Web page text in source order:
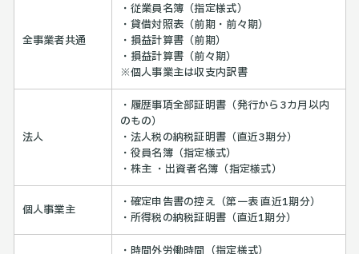
全事業者共通
・従業員名簿（指定様式）
・貸借対照表（前期・前々期）
・損益計算書（前期）
・損益計算書（前々期）
※個人事業主は収支内訳書
法人
・履歴事項全部証明書（発行から3カ月以内
のもの）
・法人税の納税証明書（直近3期分）
・役員名簿（指定様式）
・株主 ・出資者名簿（指定様式）
個人事業主
・確定申告書の控え（第一表 直近1期分）
・所得税の納税証明書（直近1期分）